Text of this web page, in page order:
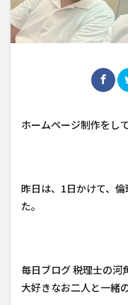
ホームページ制作をし
昨日は、1日かけて、
た。
毎日ブログ 税理士の河
大好きなお二人と一緒